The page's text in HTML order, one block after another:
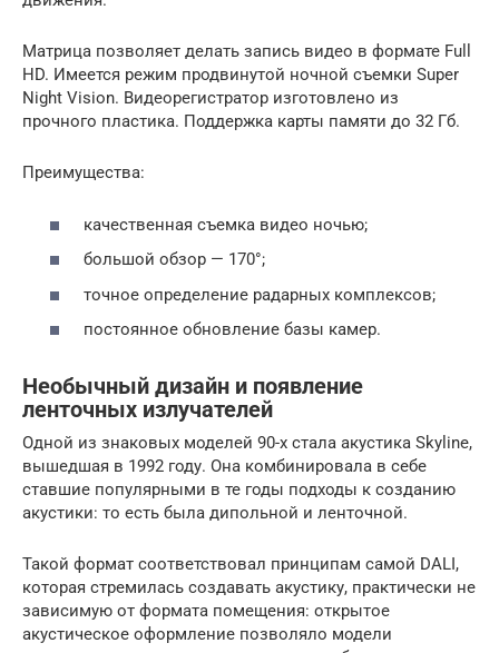
Матрица позволяет делать запись видео в формате Full
HD. Имеется режим продвинутой ночной съемки Super
Night Vision. Видеорегистратор изготовлено из
прочного пластика. Поддержка карты памяти до 32 Гб.
Преимущества:
качественная съемка видео ночью;
большой обзор — 170°;
точное определение радарных комплексов;
постоянное обновление базы камер.
Необычный дизайн и появление
ленточных излучателей
Одной из знаковых моделей 90-х стала акустика Skyline,
вышедшая в 1992 году. Она комбинировала в себе
ставшие популярными в те годы подходы к созданию
акустики: то есть была дипольной и ленточной.
Такой формат соответствовал принципам самой DALI,
которая стремилась создавать акустику, практически не
зависимую от формата помещения: открытое
акустическое оформление позволяло модели